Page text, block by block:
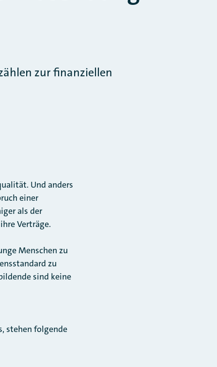
zur finanziellen
Und anders
einer
als der
Verträge.
Menschen zu
zu
sind keine
stehen folgende